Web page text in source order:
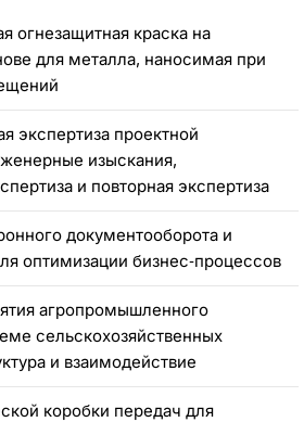
огнезащитная краска на
для металла, наносимая при
экспертиза проектной
изыскания,
и повторная экспертиза
документооборота и
оптимизации бизнес‑процессов
агропромышленного
сельскохозяйственных
и взаимодействие
коробки передач для